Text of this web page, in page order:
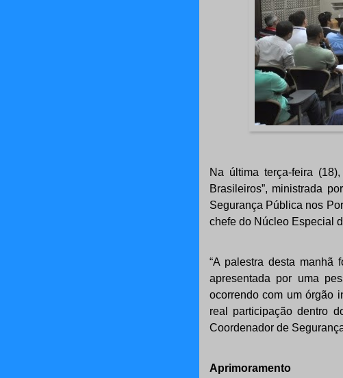
Na última terça-feira
Brasileiros”, ministrada
Segurança Pública nos
chefe do Núcleo Especial
“A palestra desta manhã
apresentada por uma
ocorrendo com um órgão
real participação dentro
Coordenador de
Aprimoramento